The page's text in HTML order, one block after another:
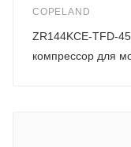
COPELAND
ZR144KCE-TFD-
компрессор для